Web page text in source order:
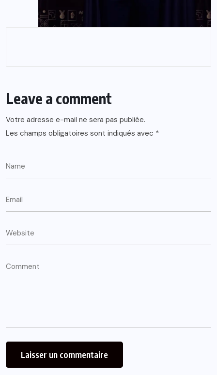
Leave a comment
Votre adresse e-mail ne sera pas publiée.
Les champs obligatoires sont indiqués avec *